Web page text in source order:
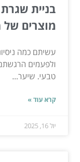
בניית
מוצרים של
עשיתם כמה
ולפעמים
טבעי. שיער...
קרא עוד »
יול 16, 2025